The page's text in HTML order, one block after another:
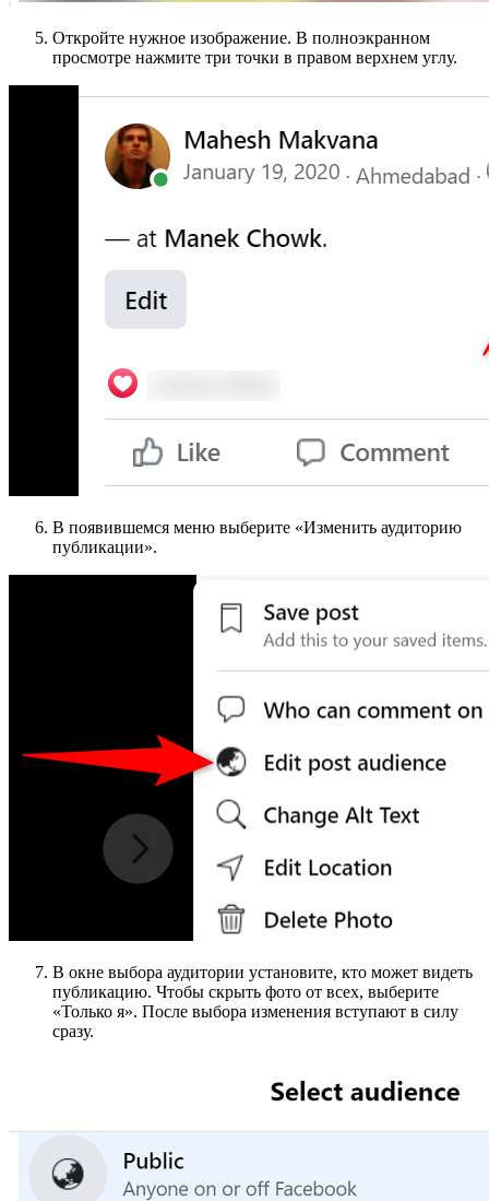
Откройте нужное изображение. В полноэкранном
просмотре нажмите три точки в правом верхнем углу.
В появившемся меню выберите «Изменить аудиторию
публикации».
В окне выбора аудитории установите, кто может видеть
публикацию. Чтобы скрыть фото от всех, выберите
«Только я». После выбора изменения вступают в силу
сразу.